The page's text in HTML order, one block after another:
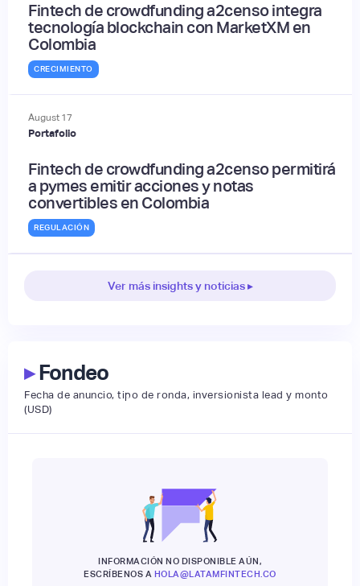
Fintech de crowdfunding a2censo integra
tecnología blockchain con MarketXM en
Colombia
CRECIMIENTO
August 17
Portafolio
Fintech de crowdfunding a2censo permitirá
a pymes emitir acciones y notas
convertibles en Colombia
REGULACIÓN
Ver más insights y noticias ▸
▸Fondeo
Fecha de anuncio, tipo de ronda, inversionista lead y monto
(USD)
INFORMACIÓN NO DISPONIBLE AÚN,
ESCRÍBENOS A HOLA@LATAMFINTECH.CO